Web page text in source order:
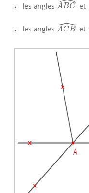
⋅⋅ les angles ABC et
⋅⋅ les angles ˆ
ACB
ACB^
et